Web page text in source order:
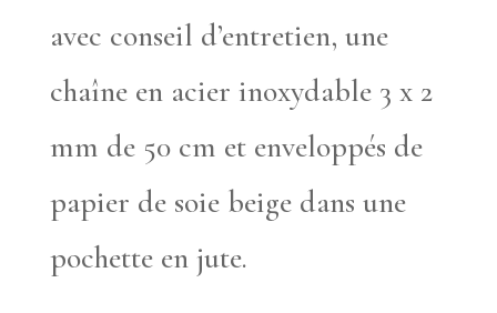
avec conseil d’entretien, une
chaîne en acier inoxydable 3 x 2
mm de 50 cm et enveloppés de
papier de soie beige dans une
pochette en jute.